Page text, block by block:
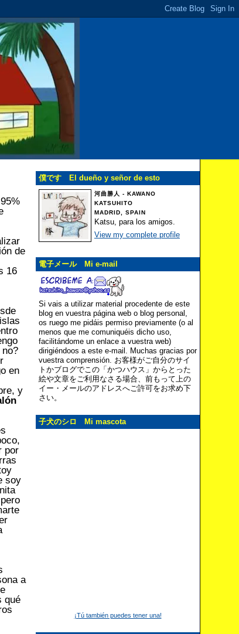
de
16
en
y
por
soy
a
qué
僕です El dueño y señor de esto
河曲勝人 - KAWANO
KATSUHITO
MADRID, SPAIN
Katsu, para los amigos.
View my complete profile
電子メール Mi e-mail
Si vais a utilizar material procedente de este
blog en vuestra página web o blog personal,
os ruego me pidáis permiso previamente (o al
menos que me comuniquéis dicho uso,
facilitándome un enlace a vuestra web)
dirigiéndoos a este e-mail. Muchas gracias por
vuestra comprensión. お客様がご自分のサイ
トかブログでこの「かつハウス」からとった
絵や文章をご利用なさる場合、前もって上の
イー・メールのアドレスへご許可をお求め下
さい。
子犬のシロ Mi mascota
¡Tú también puedes tener una!